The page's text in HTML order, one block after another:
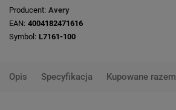
Producent Avery
EAN 4004182471616
Symbol L7161-100
Opis Specyfikacja Kupowane razem